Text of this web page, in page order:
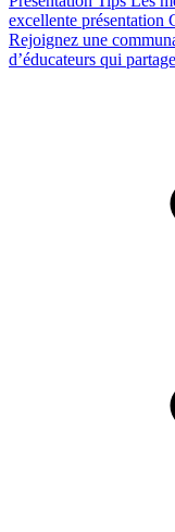
excellente présentation
Rejoignez une
d’éducateurs qui